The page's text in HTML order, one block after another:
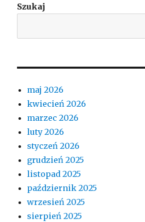
Szukaj
maj 2026
kwiecień 2026
marzec 2026
luty 2026
styczeń 2026
grudzień 2025
listopad 2025
październik 2025
wrzesień 2025
sierpień 2025